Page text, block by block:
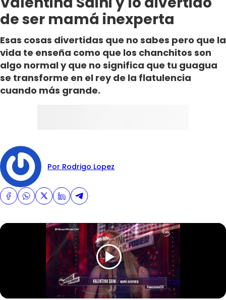
de ser mamá inexperta
Esas cosas divertidas que no sabes pero que la
vida te enseña como que los chanchitos son
algo normal y que no significa que tu guagua
se transforme en el rey de la flatulencia
cuando más grande.
Por Rodrigo Lopez
El Tiempo
Sabingo
Todos Los Programas